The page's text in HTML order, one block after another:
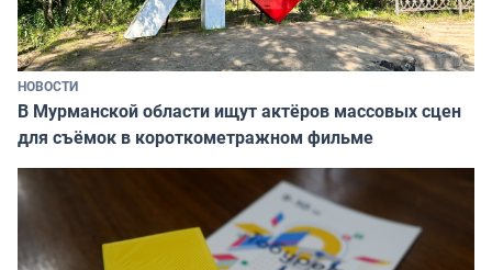
НОВОСТИ
В Мурманской области ищут актёров массовых сцен
для съёмок в короткометражном фильме